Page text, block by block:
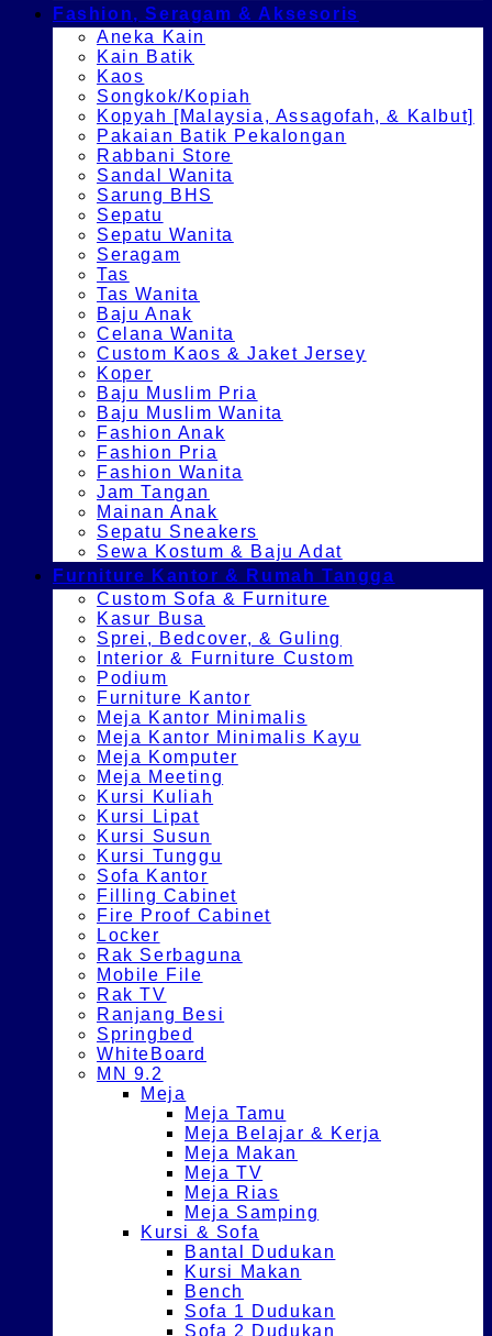
Fashion, Seragam & Aksesoris
Aneka Kain
Kain Batik
Kaos
Songkok/Kopiah
Kopyah [Malaysia, Assagofah, & Kalbut]
Pakaian Batik Pekalongan
Rabbani Store
Sandal Wanita
Sarung BHS
Sepatu
Sepatu Wanita
Seragam
Tas
Tas Wanita
Baju Anak
Celana Wanita
Custom Kaos & Jaket Jersey
Koper
Baju Muslim Pria
Baju Muslim Wanita
Fashion Anak
Fashion Pria
Fashion Wanita
Jam Tangan
Mainan Anak
Sepatu Sneakers
Sewa Kostum & Baju Adat
Furniture Kantor & Rumah Tangga
Custom Sofa & Furniture
Kasur Busa
Sprei, Bedcover, & Guling
Interior & Furniture Custom
Podium
Furniture Kantor
Meja Kantor Minimalis
Meja Kantor Minimalis Kayu
Meja Komputer
Meja Meeting
Kursi Kuliah
Kursi Lipat
Kursi Susun
Kursi Tunggu
Sofa Kantor
Filling Cabinet
Fire Proof Cabinet
Locker
Rak Serbaguna
Mobile File
Rak TV
Ranjang Besi
Springbed
WhiteBoard
MN 9.2
Meja
Meja Tamu
Meja Belajar & Kerja
Meja Makan
Meja TV
Meja Rias
Meja Samping
Kursi & Sofa
Bantal Dudukan
Kursi Makan
Bench
Sofa 1 Dudukan
Sofa 2 Dudukan